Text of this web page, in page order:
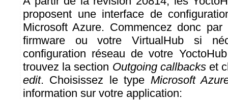
proposent une interface de
Microsoft Azure. Commencez donc
firmware ou votre VirtualHub si
configuration réseau de votre
trouvez la section Outgoing callbackset
edit. Choisissez le type Microsoft
information sur votre application: